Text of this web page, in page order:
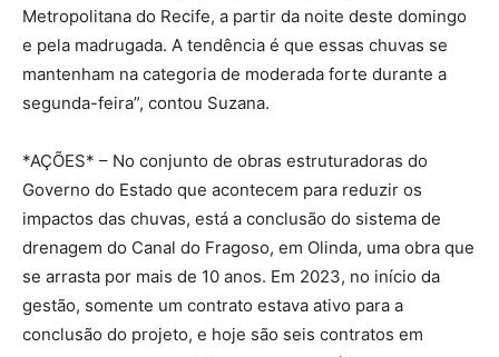
Metropolitana do Recife, a partir da noite deste domingo
e pela madrugada. A tendência é que essas chuvas se
mantenham na categoria de moderada forte durante a
segunda-feira”, contou Suzana.
*AÇÕES* – No conjunto de obras estruturadoras do
Governo do Estado que acontecem para reduzir os
impactos das chuvas, está a conclusão do sistema de
drenagem do Canal do Fragoso, em Olinda, uma obra que
se arrasta por mais de 10 anos. Em 2023, no início da
gestão, somente um contrato estava ativo para a
conclusão do projeto, e hoje são seis contratos em